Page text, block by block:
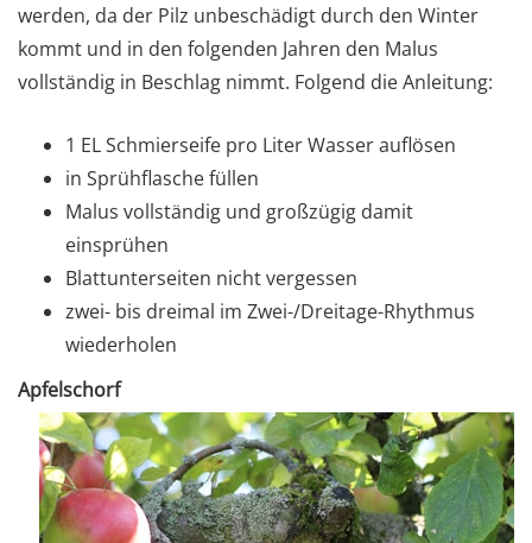
werden, da der Pilz unbeschädigt durch den Winter
kommt und in den folgenden Jahren den Malus
vollständig in Beschlag nimmt. Folgend die Anleitung:
1 EL Schmierseife pro Liter Wasser auflösen
in Sprühflasche füllen
Malus vollständig und großzügig damit
einsprühen
Blattunterseiten nicht vergessen
zwei- bis dreimal im Zwei-/Dreitage-Rhythmus
wiederholen
Apfelschorf